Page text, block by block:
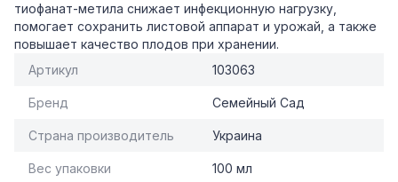
тиофанат-метила снижает инфекционную нагрузку,
помогает сохранить листовой аппарат и урожай, а также
повышает качество плодов при хранении.
Артикул
103063
Бренд Семейный Сад
Страна производитель Украина
Вес упаковки 100 мл